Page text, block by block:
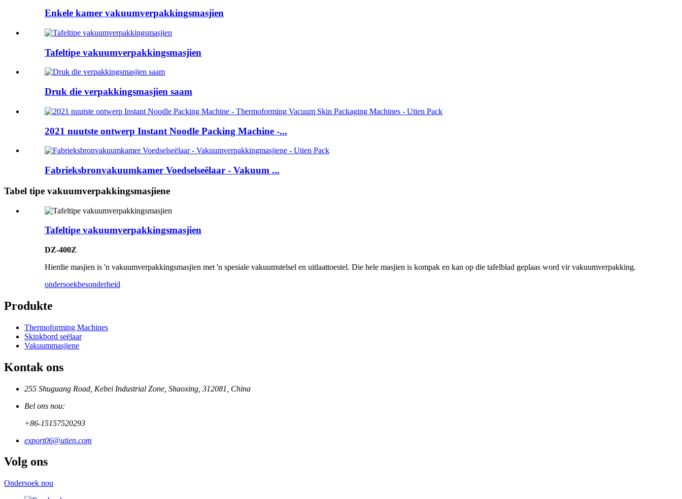
Enkele kamer vakuumverpakkingsmasjien
Tafeltipe vakuumverpakkingsmasjien
Druk die verpakkingsmasjien saam
2021 nuutste ontwerp Instant Noodle Packing Machine -...
Fabrieksbronvakuumkamer Voedselseëlaar - Vakuum ...
Tabel tipe vakuumverpakkingsmasjiene
Tafeltipe vakuumverpakkingsmasjien
DZ-400Z
Hierdie masjien is 'n vakuumverpakkingsmasjien met 'n spesiale vakuumstelsel en uitlaattoestel. Die hele masjien is kompak en kan op die tafelblad geplaas word vir vakuumverpakking.
ondersoekbesonderheid
Produkte
Thermoforming Machines
Skinkbord seëlaar
Vakuummasjiene
Kontak ons
255 Shuguang Road, Kebei Industrial Zone, Shaoxing, 312081, China
Bel ons nou:
+86-15157520293
export06@utien.com
Volg ons
Ondersoek nou